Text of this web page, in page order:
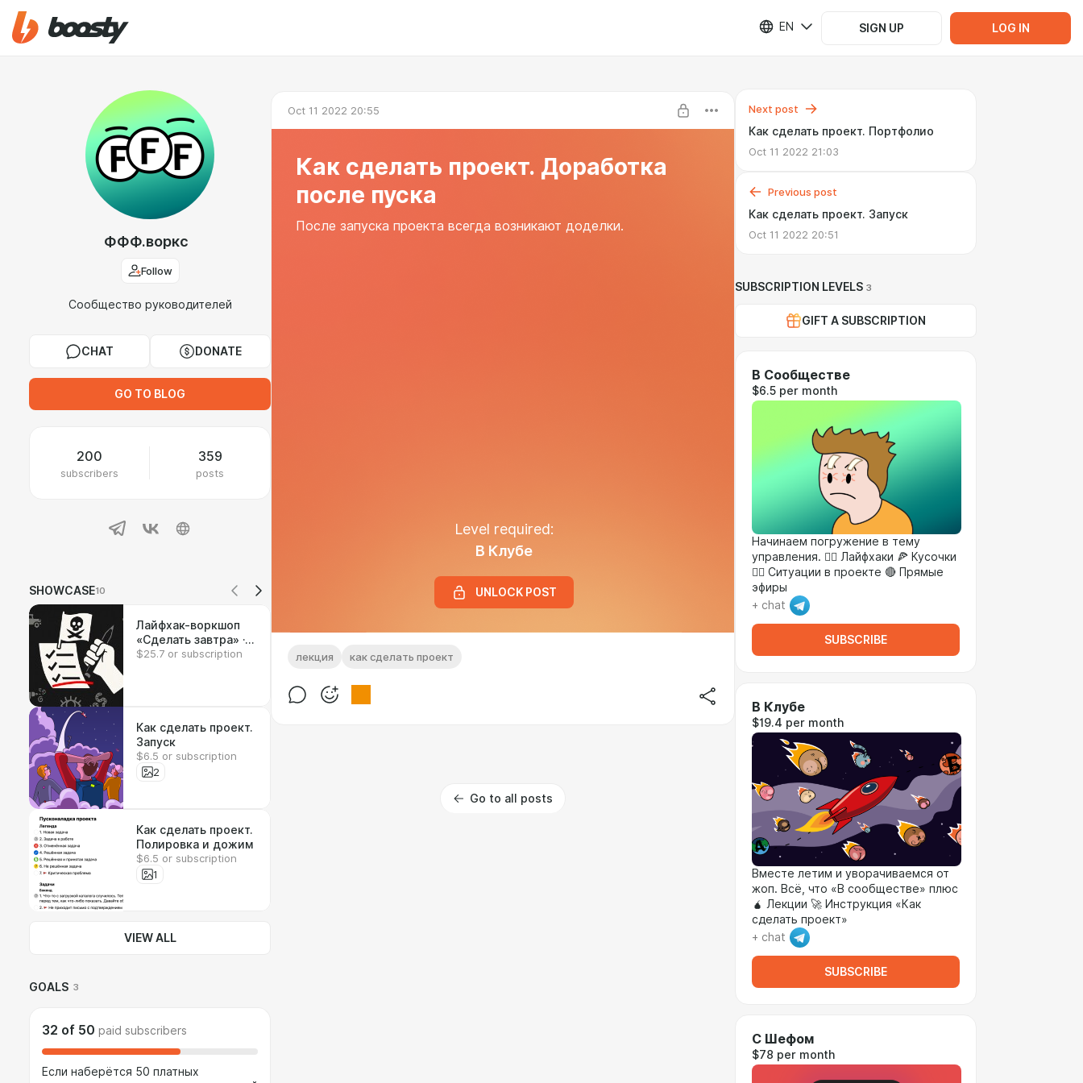
EN SIGN UP LOG IN
ФФФ.воркс
Follow
Сообщество руководителей
CHAT DONATE
GO TO BLOG
200
subscribers
359
posts
SHOWCASE10
Лайфхак-воркшоп
«Сделать завтра» ·
17 и 24 января 2026
$25.7 or subscription
Как сделать проект.
Запуск
$6.5 or subscription
2
Как сделать проект.
Полировка и дожим
$6.5 or subscription
1
VIEW ALL
GOALS 3
32 of 50 paid subscribers
Если наберётся 50 платных
Oct 11 2022 20:55
Как сделать проект. Доработка
после пуска
После запуска проекта всегда возникают доделки.
Level required:
В Клубе
UNLOCK POST
лекция как сделать проект
Go to all posts
Next post
Как сделать проект. Портфолио
Oct 11 2022 21:03
Previous post
Как сделать проект. Запуск
Oct 11 2022 20:51
SUBSCRIPTION LEVELS 3
GIFT A SUBSCRIPTION
В Сообществе
$6.5 per month
Начинаем погружение в тему
управления. 🏴‍☠️ Лайфхаки 🍕 Кусочки
💁‍♂️ Ситуации в проекте 🔴 Прямые
эфиры
+ chat
SUBSCRIBE
В Клубе
$19.4 per month
Вместе летим и уворачиваемся от
жоп. Всё, что «В сообществе» плюс
🧉 Лекции 🚀 Инструкция «Как
сделать проект»
+ chat
SUBSCRIBE
С Шефом
$78 per month